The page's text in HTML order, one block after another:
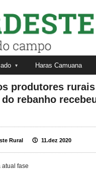
aqui Haras Camuana
produtores
do rebanho
Rural 🕔 11.dez 2020
atual fase